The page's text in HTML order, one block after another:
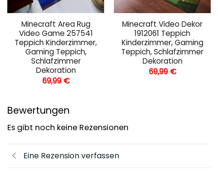
Minecraft Area Rug
Video Game 257541
Teppich Kinderzimmer,
Gaming Teppich,
Schlafzimmer
Dekoration
69,99 €
Minecraft Video Dekor
1912061 Teppich
Kinderzimmer, Gaming
Teppich, Schlafzimmer
Dekoration
69,99 €
Bewertungen
Es gibt noch keine Rezensionen
Eine Rezension verfassen